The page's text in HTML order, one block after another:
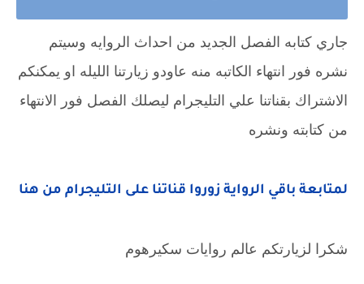
جاري كتابه الفصل الجديد من احداث الروايه وسيتم
نشره فور انتهاء الكاتبه منه عاودو زيارتنا الليله او يمكنكم
الاشتراك بقناتنا علي التليجرام ليصلك الفصل فور الانتهاء
من كتابته ونشره
لمتابعة باقي الرواية زوروا قناتنا على التليجرام من هنا
شكرا لزيارتكم عالم روايات سكيرهوم